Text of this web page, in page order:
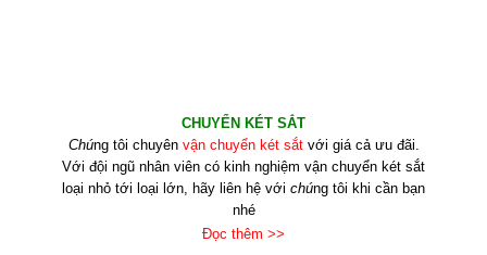
CHUYỂN KÉT SẮT
Chúng tôi chuyên vận chuyển két sắtvới giá cả ưu đãi.
Với đội ngũ nhân viên có kinh nghiệm vận chuyển két sắt
loại nhỏ tới loại lớn, hãy liên hệ với chúng tôi khi cần bạn
nhé
Đọc thêm >>